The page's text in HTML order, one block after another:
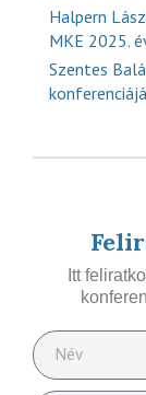
Halpern
MKE 2025.
Szentes
Itt